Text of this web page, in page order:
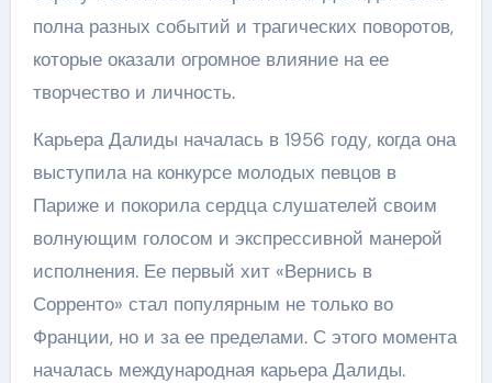
полна разных событий и трагических поворотов,
которые оказали огромное влияние на ее
творчество и личность.
Карьера Далиды началась в 1956 году, когда она
выступила на конкурсе молодых певцов в
Париже и покорила сердца слушателей своим
волнующим голосом и экспрессивной манерой
исполнения. Ее первый хит «Вернись в
Сорренто» стал популярным не только во
Франции, но и за ее пределами. С этого момента
началась международная карьера Далиды.